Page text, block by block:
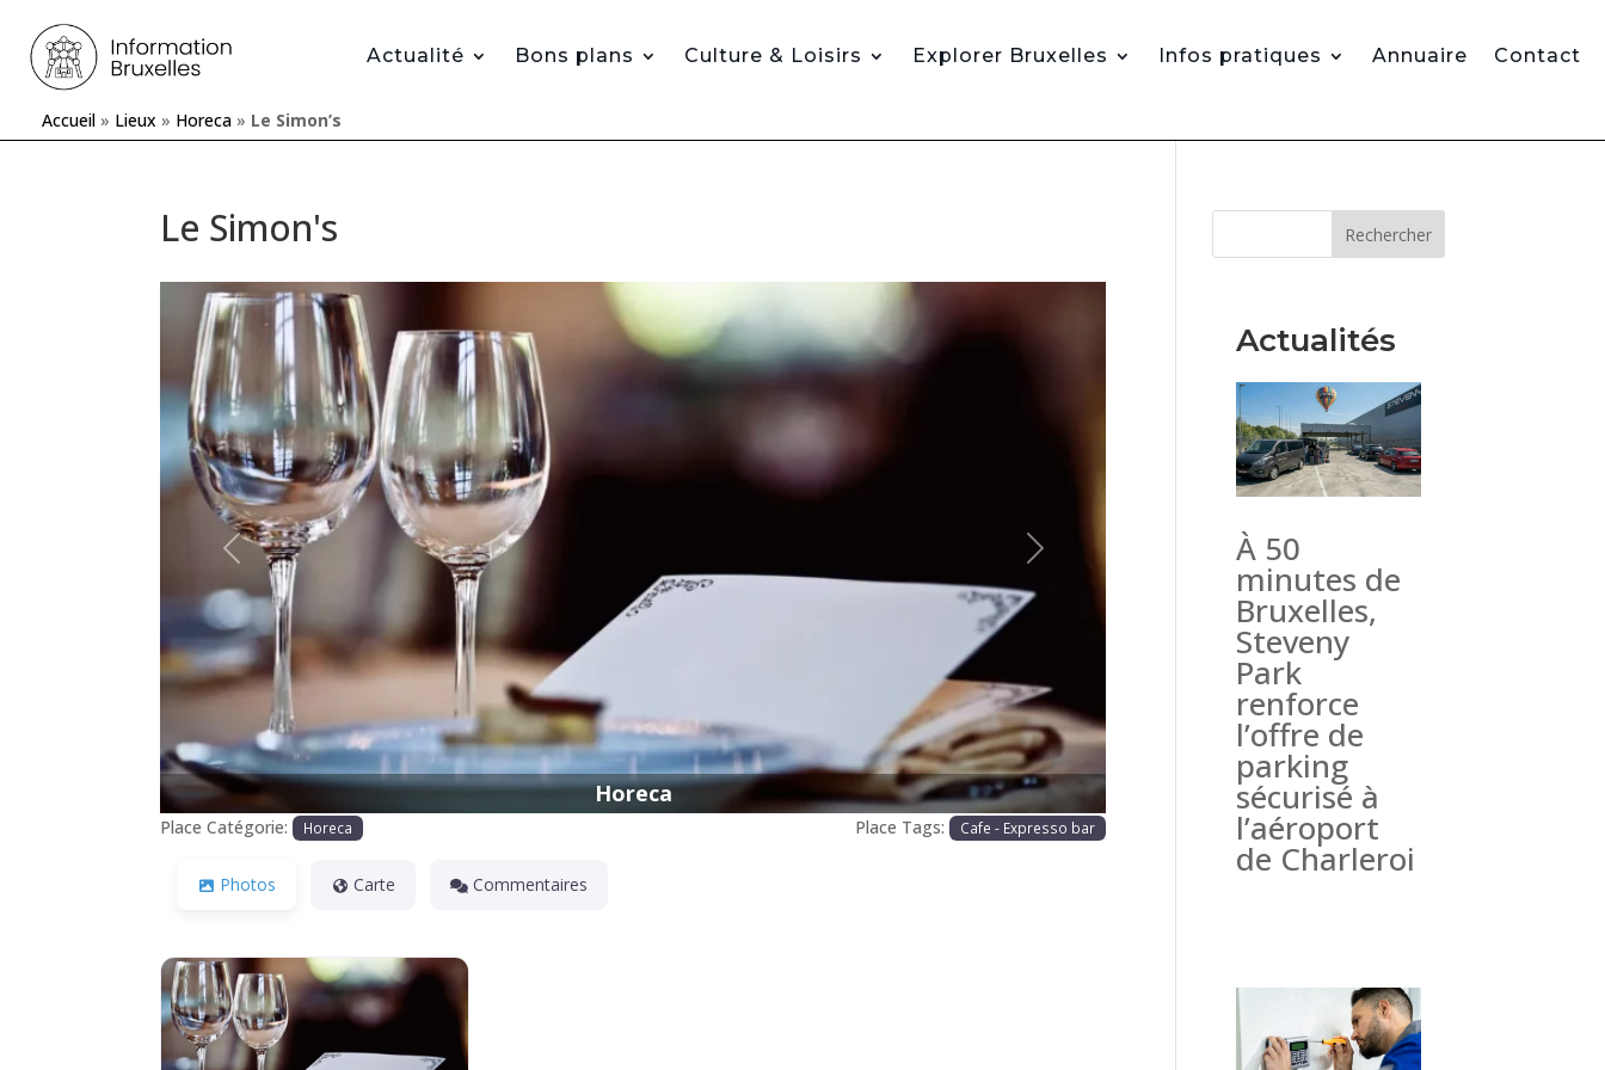
Actualité Bons plans Culture & Loisirs Explorer Bruxelles Infos pratiques Annuaire Contact
Accueil » Lieux » Horeca » Le Simon’s
Le Simon's
Horeca
Précédente Prochaine
Place Catégorie: Horeca Place Tags: Cafe - Expresso bar
Photos Carte Commentaires
Rechercher
Actualités
À 50
minutes de
Bruxelles,
Steveny
Park
renforce
l’offre de
parking
sécurisé à
l’aéroport
de Charleroi